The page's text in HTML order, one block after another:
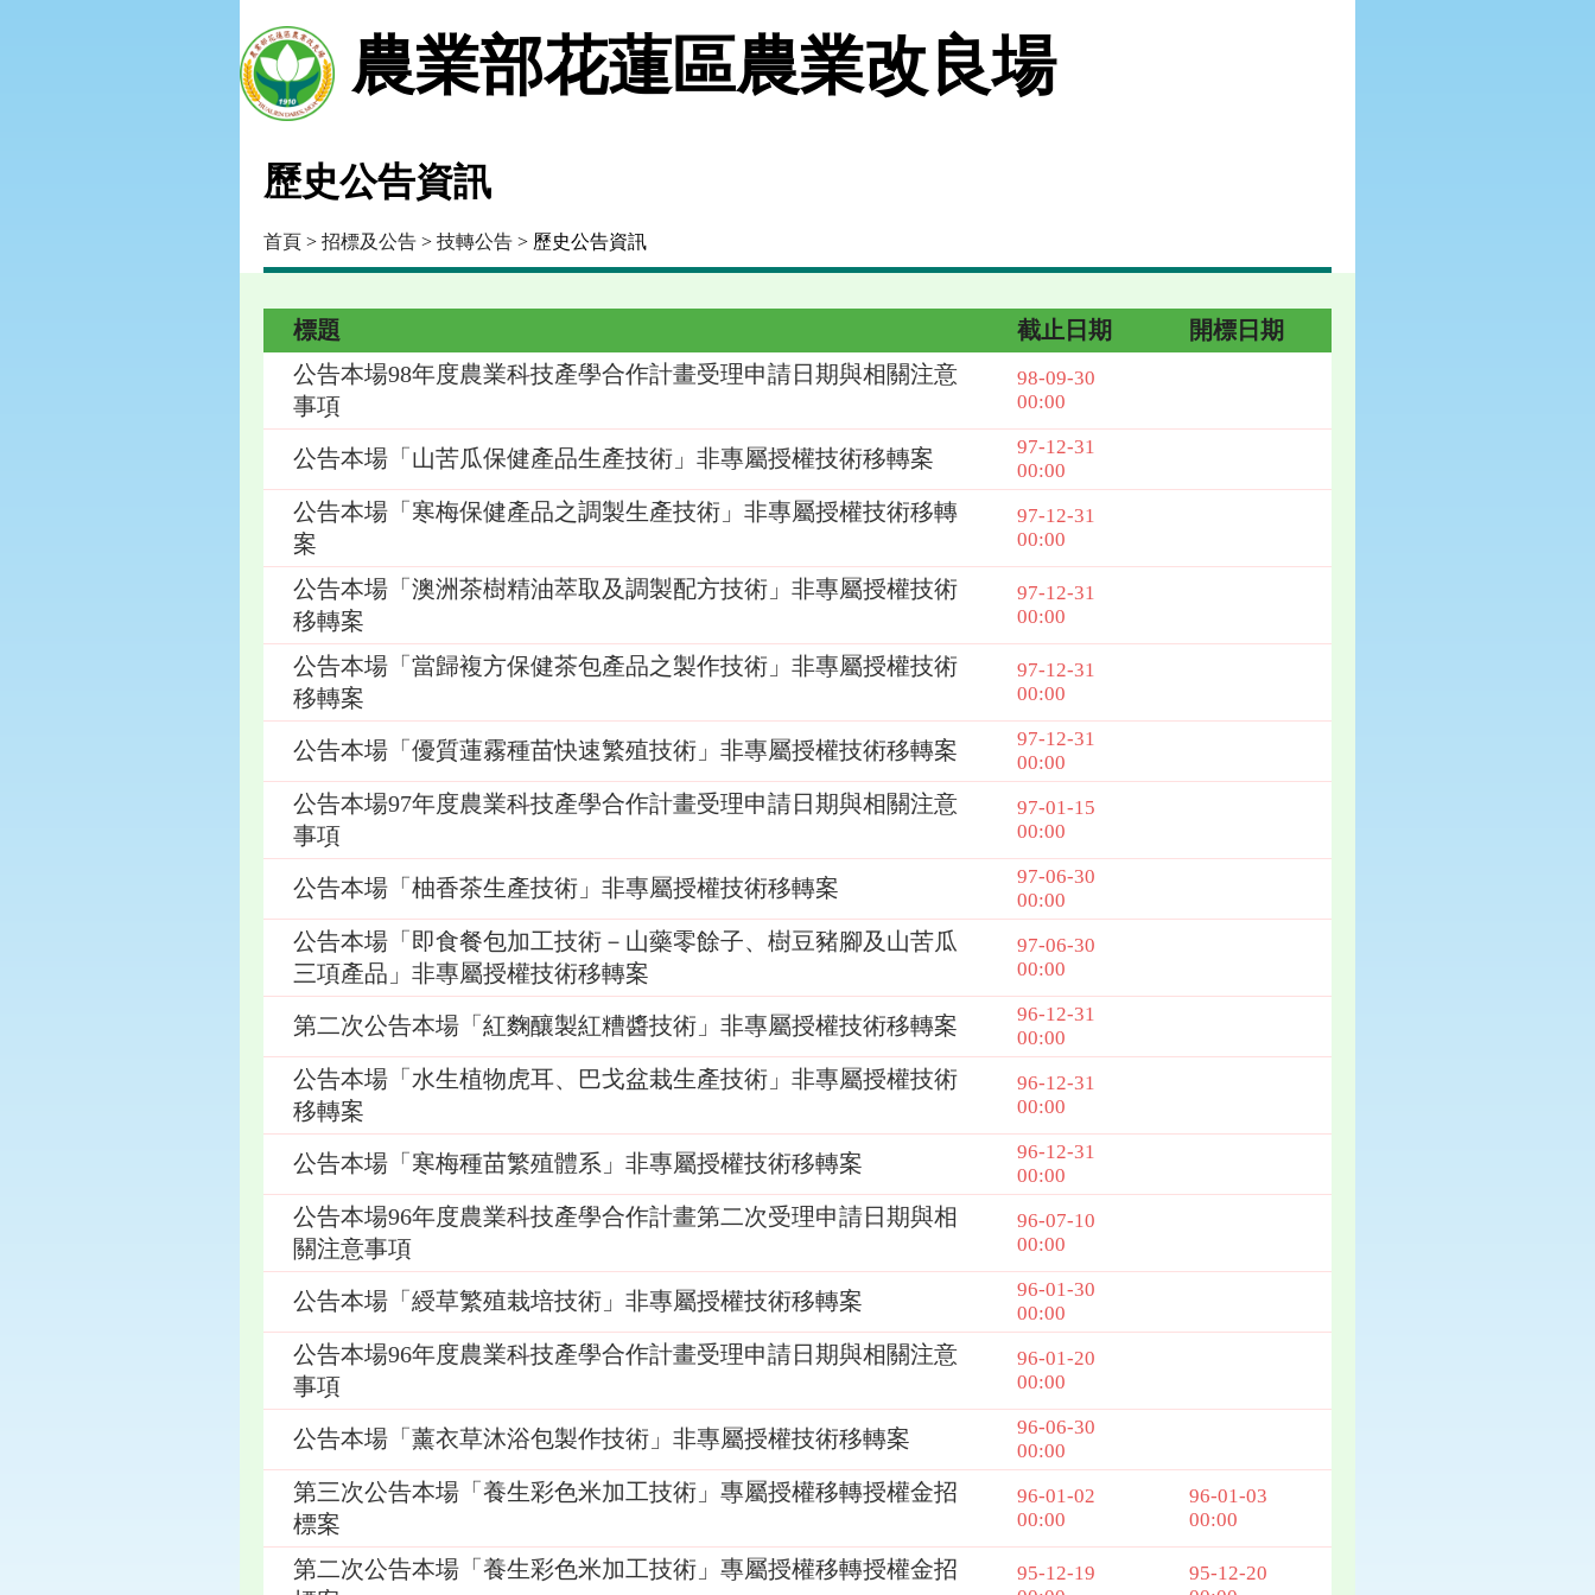
農業部花蓮區農業改良場
歷史公告資訊
首頁 > 招標及公告 > 技轉公告 > 歷史公告資訊
標題 截止日期
開標日期
公告本場98年度農業科技產學合作計畫受理申請日期與相關注意
事項
98-09-30
00:00
公告本場「山苦瓜保健產品生產技術」非專屬授權技術移轉案
97-12-31
00:00
公告本場「寒梅保健產品之調製生產技術」非專屬授權技術移轉
案
97-12-31
00:00
公告本場「澳洲茶樹精油萃取及調製配方技術」非專屬授權技術
移轉案
97-12-31
00:00
公告本場「當歸複方保健茶包產品之製作技術」非專屬授權技術
移轉案
97-12-31
00:00
公告本場「優質蓮霧種苗快速繁殖技術」非專屬授權技術移轉案
97-12-31
00:00
公告本場97年度農業科技產學合作計畫受理申請日期與相關注意
事項
97-01-15
00:00
公告本場「柚香茶生產技術」非專屬授權技術移轉案
97-06-30
00:00
公告本場「即食餐包加工技術－山藥零餘子、樹豆豬腳及山苦瓜
三項產品」非專屬授權技術移轉案
97-06-30
00:00
第二次公告本場「紅麴釀製紅糟醬技術」非專屬授權技術移轉案
96-12-31
00:00
公告本場「水生植物虎耳、巴戈盆栽生產技術」非專屬授權技術
移轉案
96-12-31
00:00
公告本場「寒梅種苗繁殖體系」非專屬授權技術移轉案
96-12-31
00:00
公告本場96年度農業科技產學合作計畫第二次受理申請日期與相
關注意事項
96-07-10
00:00
公告本場「綬草繁殖栽培技術」非專屬授權技術移轉案
96-01-30
00:00
公告本場96年度農業科技產學合作計畫受理申請日期與相關注意
事項
96-01-20
00:00
公告本場「薰衣草沐浴包製作技術」非專屬授權技術移轉案
96-06-30
00:00
第三次公告本場「養生彩色米加工技術」專屬授權移轉授權金招
標案
96-01-02
00:00
96-01-03
00:00
第二次公告本場「養生彩色米加工技術」專屬授權移轉授權金招
95-12-19
95-12-20